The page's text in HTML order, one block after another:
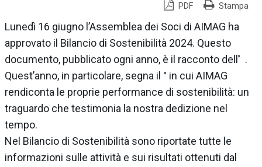
PDF Stampa
Lunedì 16 giugno l’Assemblea dei Soci di AIMAG ha
approvato il Bilancio di Sostenibilità 2024. Questo
documento, pubblicato ogni anno, è il racconto dell’ ̀ .
Quest’anno, in particolare, segna il ° in cui AIMAG
rendiconta le proprie performance di sostenibilità: un
traguardo che testimonia la nostra dedizione nel
tempo.
Nel Bilancio di Sostenibilità sono riportate tutte le
informazioni sulle attività e sui risultati ottenuti dal